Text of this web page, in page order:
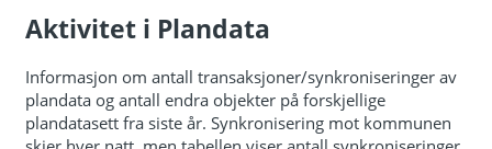
Aktivitet i Plandata
Informasjon om antall transaksjoner/synkroniseringer av
plandata og antall endra objekter på forskjellige
plandatasett fra siste år. Synkronisering mot kommunen